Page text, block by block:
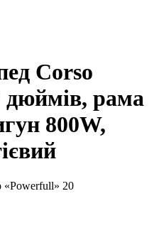
Corso
рама
800W,